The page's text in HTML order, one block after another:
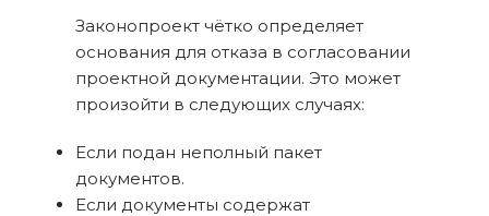
Законопроект чётко определяет
основания для отказа в согласовании
проектной документации. Это может
произойти в следующих случаях:
Если подан неполный пакет
документов.
Если документы содержат